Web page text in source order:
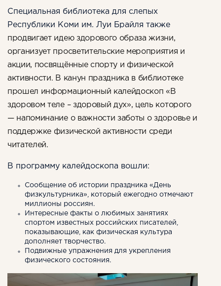
Специальная библиотека для слепых
Республики Коми им. Луи Брайля также
продвигает идею здорового образа жизни,
организует просветительские мероприятия и
акции, посвящённые спорту и физической
активности. В канун праздника в библиотеке
прошел информационный калейдоскоп «В
здоровом теле – здоровый дух», цель которого
— напоминание о важности заботы о здоровье и
поддержке физической активности среди
читателей.
В программу калейдоскопа вошли:
Сообщение об истории праздника «День
физкультурника», который ежегодно отмечают
миллионы россиян.
Интересные факты о любимых занятиях
спортом известных российских писателей,
показывающие, как физическая культура
дополняет творчество.
Подвижные упражнения для укрепления
физического состояния.